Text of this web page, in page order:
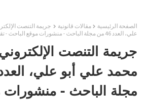
الصفحة الرئيسية مقالات قانونية
جريمة التنصت
علي، العدد 46 من مجلة الباحث - منشورات موقع الباحث - تقديم ذ محمد القاسمي
جريمة التنصت
مجلة الباحث - منشورات